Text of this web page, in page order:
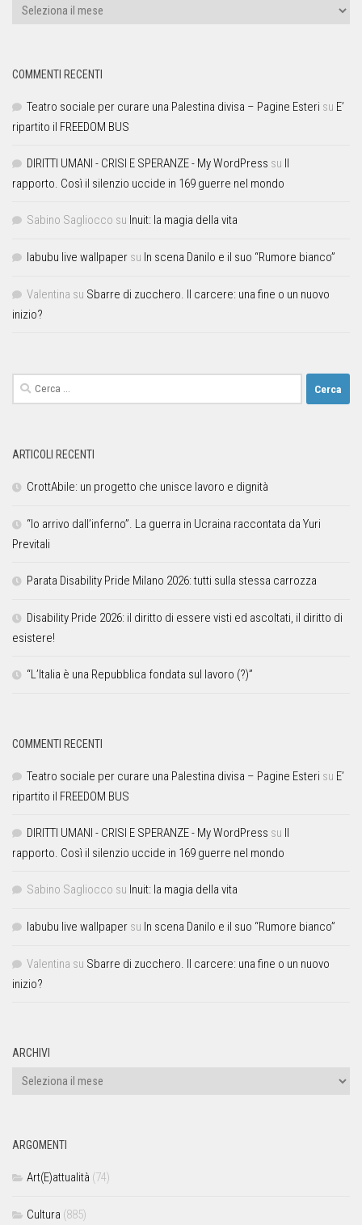
COMMENTI RECENTI
Teatro sociale per curare una Palestina divisa – Pagine Esteri su E’
ripartito il FREEDOM BUS
DIRITTI UMANI - CRISI E SPERANZE - My WordPress su
rapporto. Così il silenzio uccide in 169 guerre nel mondo
Sabino Sagliocco su Inuit: la magia della vita
labubu live wallpaper su In scena Danilo e il suo “Rumore bianco”
Valentina su Sbarre di zucchero. Il carcere: una fine o un nuovo
inizio?
ARTICOLI RECENTI
CrottAbile: un progetto che unisce lavoro e dignità
“Io arrivo dall’inferno”. La guerra in Ucraina raccontata da Yuri
Previtali
Parata Disability Pride Milano 2026: tutti sulla stessa carrozza
Disability Pride 2026: il diritto di essere visti ed ascoltati, il diritto di
esistere!
“L’Italia è una Repubblica fondata sul lavoro (?)”
COMMENTI RECENTI
Teatro sociale per curare una Palestina divisa – Pagine Esteri su E’
ripartito il FREEDOM BUS
DIRITTI UMANI - CRISI E SPERANZE - My WordPress su
rapporto. Così il silenzio uccide in 169 guerre nel mondo
Sabino Sagliocco su Inuit: la magia della vita
labubu live wallpaper su In scena Danilo e il suo “Rumore bianco”
Valentina su Sbarre di zucchero. Il carcere: una fine o un nuovo
inizio?
ARCHIVI
ARGOMENTI
Art(E)attualità (74)
Cultura (885)